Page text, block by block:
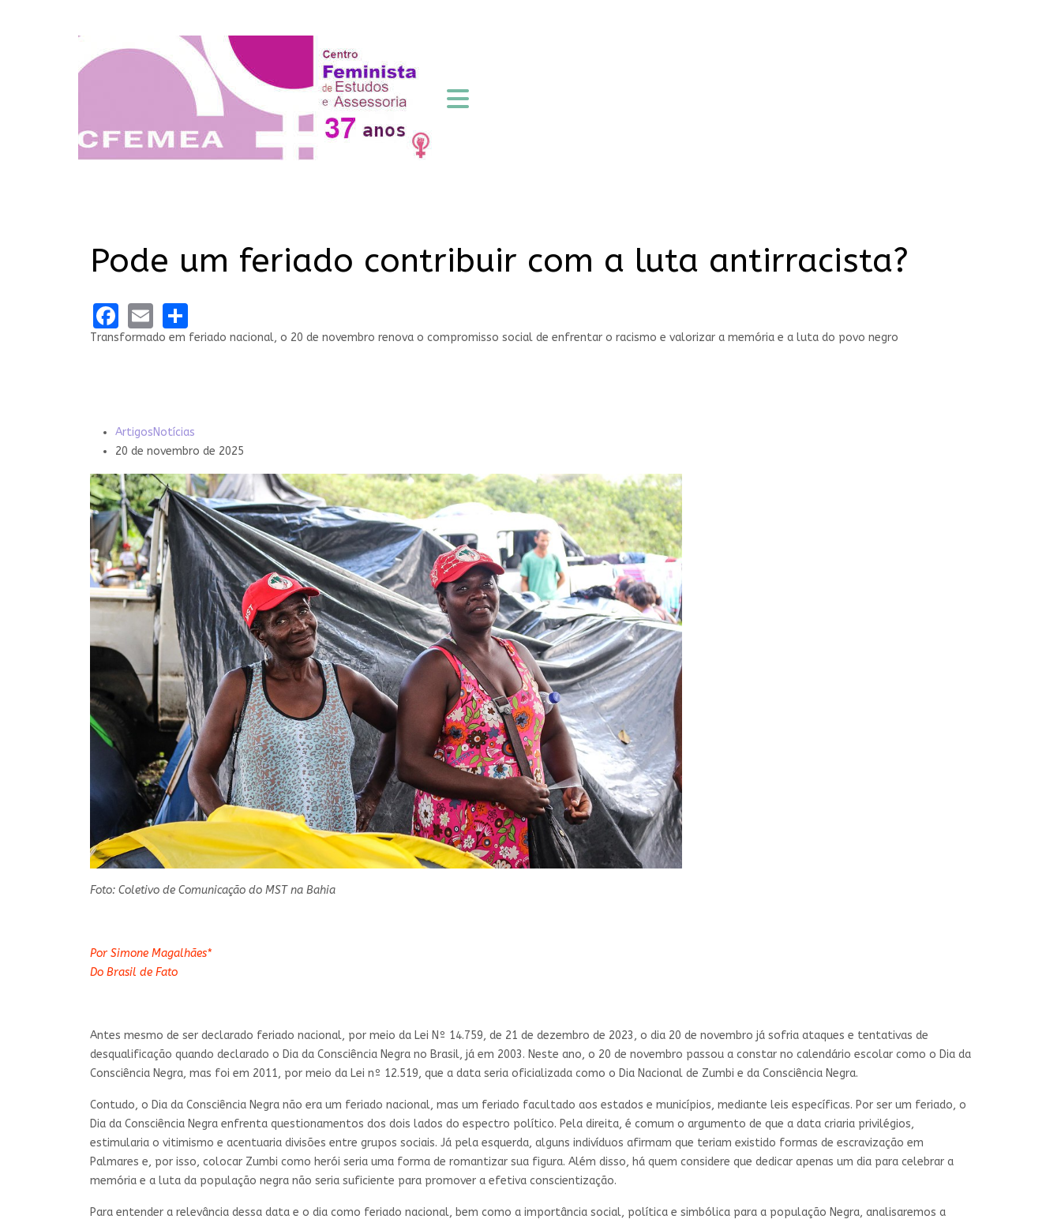
Pode um feriado contribuir com a luta antirracista?
Facebook
Email
Transformado em feriado nacional, o 20 de novembro renova o compromisso social de enfrentar o racismo e valorizar a memória e a luta do povo negro
ArtigosNotícias
20 de novembro de 2025
Foto: Coletivo de Comunicação do MST na Bahia
Por Simone Magalhães*
Do Brasil de Fato
Antes mesmo de ser declarado feriado nacional, por meio da Lei Nº 14.759, de 21 de dezembro de 2023, o dia 20 de novembro já sofria ataques e tentativas de
desqualificação quando declarado o Dia da Consciência Negra no Brasil, já em 2003. Neste ano, o 20 de novembro passou a constar no calendário escolar como o Dia da
Consciência Negra, mas foi em 2011, por meio da Lei nº 12.519, que a data seria oficializada como o Dia Nacional de Zumbi e da Consciência Negra.
Contudo, o Dia da Consciência Negra não era um feriado nacional, mas um feriado facultado aos estados e municípios, mediante leis específicas. Por ser um feriado, o
Dia da Consciência Negra enfrenta questionamentos dos dois lados do espectro político. Pela direita, é comum o argumento de que a data criaria privilégios,
estimularia o vitimismo e acentuaria divisões entre grupos sociais. Já pela esquerda, alguns indivíduos afirmam que teriam existido formas de escravização em
Palmares e, por isso, colocar Zumbi como herói seria uma forma de romantizar sua figura. Além disso, há quem considere que dedicar apenas um dia para celebrar a
memória e a luta da população negra não seria suficiente para promover a efetiva conscientização.
Para entender a relevância dessa data e o dia como feriado nacional, bem como a importância social, política e simbólica para a população Negra, analisaremos a